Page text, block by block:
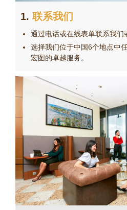
1. 联系我们
通过电话或在线表单联系我们
选择我们位于中国6个地点中
宏图的卓越服务。